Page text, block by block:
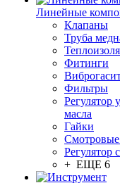
Линейные
Клапаны
Труба
Фитинги
Фильтры
Регулятор
масла
Гайки
Смотровые
Регулятор
+ ЕЩЕ 6